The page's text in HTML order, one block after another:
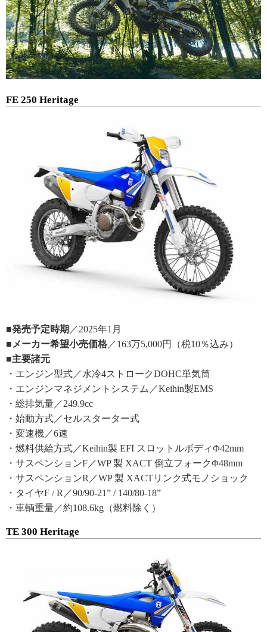
FE 250 Heritage
■発売予定時期 ／2025年1月
■メーカー希望小売価格 ／163万5,000円（税10％込み）
■主要諸元
・エンジン型式／水冷4ストロークDOHC単気筒
・エンジンマネジメントシステム／Keihin製EMS
・総排気量／249.9cc
・始動方式／セルスターター式
・変速機／6速
・燃料供給方式／Keihin製 EFI スロットルボディΦ42mm
・サスペンションF／WP 製 XACT 倒立フォークΦ48mm
・サスペンションR／WP 製 XACTリンク式モノショック
・タイヤF / R／90/90-21” / 140/80-18”
・車輌重量／約108.6kg（燃料除く）
TE 300 Heritage